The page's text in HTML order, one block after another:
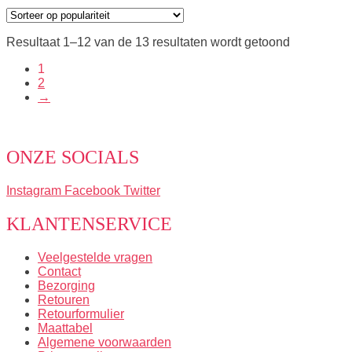
Resultaat 1–12 van de 13 resultaten wordt getoond
1
2
→
ONZE SOCIALS
Instagram Facebook Twitter
KLANTENSERVICE
Veelgestelde vragen
Contact
Bezorging
Retouren
Retourformulier
Maattabel
Algemene voorwaarden